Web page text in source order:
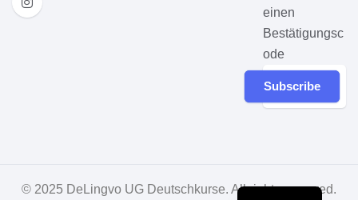
einen
Bestätigungsc
ode
Subscribe
© 2025 DeLingvo UG Deutschkurse. All rights reserved.